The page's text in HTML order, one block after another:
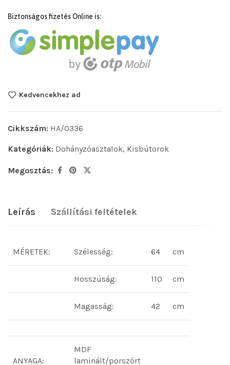
Biztonságos fizetés Online is:
Kedvencekhez ad
Cikkszám: HA/0336
Kategóriák: Dohányzóasztalok, Kisbútorok
Megosztás:
Leírás Szállítási feltételek
MÉRETEK: Szélesség: 64 cm
Hosszúság: 110 cm
Magasság: 42 cm
ANYAGA:
MDF
laminált/porszórt